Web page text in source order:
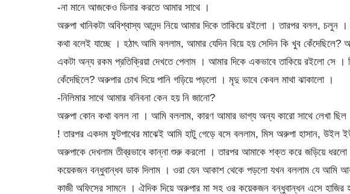
-না মানে আজকেও ডিনার করতে আমার সাথে ।
অরুপা খানিকটা অবিশ্বাস্য আনন্দ নিয়ে আমার দিকে তাকিয়ে রইলো । তারপর বলল,
কথা বলেই যাচ্ছে । হঠাৎ আমি বললাম, আমার যেদিন বিয়ে হয় সেদিন কি খুব
একটা অন্য রকম প্রতিক্রিয়া দেখতে পেলাম । আমার দিকে একভাবে তাকিয়ে রইলো সে
কেঁদেছিলে? অরুপার চোখ দিয়ে পানি গড়িয়ে পড়লো । মৃদু ভাবে কেবল মাথা ঝাকালো ।
-নিলিমার সাথে আমার বনিবনা কেন হয় নি জানো?
অরুপা কোন কথা বলল না । আমি বললাম, কারণ আমার ভাগ্য অন্য কারো সাথে লেখা
! তারপর একদম ফুটপাথের মাঝেই আমি হাটু গেড়ে বসে বললাম, মিস অরুপা হাসান, উইল
অরুপাকে দেখলাম তীব্রভাবে কান্না শুরু করলো । তারপর আমাকে শক্ত করে জড়িয়ে ধরলো
কয়েকজন বন্ধুবান্ধব ডাক দিলাম । ওরা যেন আকাশ থেকে পড়লো যখন বললাম যে আমি
কাজী অফিসের সামনে । ঐদিক দিয়ে অরুপার মা সহ ওর কয়েকজন বন্ধুবান্ধন এসে হাজির